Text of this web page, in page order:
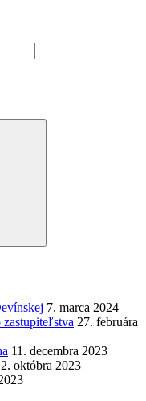
7. marca 2024
zastupiteľstva 27. februára
11. decembra 2023
2. októbra 2023